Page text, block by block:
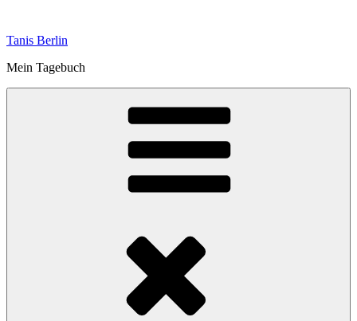
springen
Tanis Berlin
Mein Tagebuch